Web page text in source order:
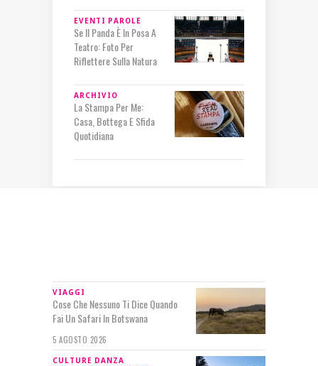
EVENTI PAROLE
Se Il Panda È In Posa A
Teatro: Foto Per
Riflettere Sulla Natura
ARCHIVIO
La Stampa Per Me:
Casa, Bottega E Sfida
Quotidiana
VIAGGI
Cose Che Nessuno Ti Dice Quando
Fai Un Safari In Botswana
5 AGOSTO 2026
CULTURE DANZA